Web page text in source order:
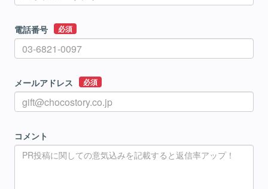
電話番号 必須
メールアドレス 必須
コメント